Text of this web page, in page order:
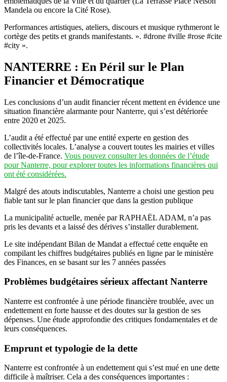
Mandela ou encore la Cité Rose).
Performances artistiques, ateliers, discours et musique rythmeront le
cortège des petits et grands manifestants. ». #drone #ville #rose #cite
#city ».
NANTERRE : En Péril sur le Plan
Financier et Démocratique
Les conclusions d’un audit financier récent mettent en évidence une
situation financière alarmante pour Nanterre, qui s’est détériorée
entre 2020 et 2025.
L’audit a été effectué par une entité experte en gestion des
collectivités locales. L’analyse a couvert toutes les mairies et villes
de l’île-de-France. Vous pouvez consulter les données de l’étude
pour Nanterre, pour explorer toutes les informations financières qui
ont été considérées.
Malgré des atouts indiscutables, Nanterre a choisi une gestion peu
fiable tant sur le plan financier que dans la gestion publique
La municipalité actuelle, menée par RAPHAËL ADAM, n’a pas
pris les devants et a laissé des dérives s’installer durablement.
Le site indépendant Bilan de Mandat a effectué cette enquête en
compilant les chiffres budgétaires publiés en ligne par le ministère
des Finances, en se basant sur les 7 années passées
Problèmes budgétaires sérieux affectant Nanterre
Nanterre est confrontée à une période financière troublée, avec un
endettement en forte hausse et des doutes sur la gestion de ses
dépenses. Une étude approfondie des critiques fondamentales et de
leurs conséquences.
Emprunt et typologie de la dette
Nanterre est confrontée à un endettement qui s’est mué en une dette
difficile à maîtriser. Cela a des conséquences importantes :